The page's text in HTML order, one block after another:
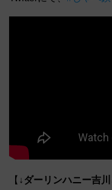
【 ↓ダーリンハニー吉